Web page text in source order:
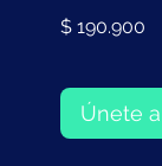
$ 190.900
Únete